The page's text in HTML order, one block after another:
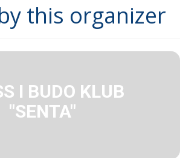
this organizer
I BUDO KLUB
"SENTA"